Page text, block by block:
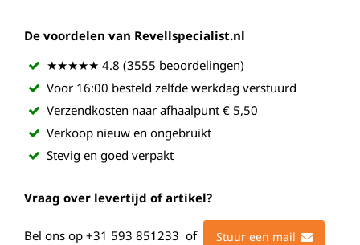
De voordelen van Revellspecialist.nl
★★★★★ 4.8 (3555 beoordelingen)
Voor 16:00 besteld zelfde werkdag verstuurd
Verzendkosten naar afhaalpunt € 5,50
Verkoop nieuw en ongebruikt
Stevig en goed verpakt
Vraag over levertijd of artikel?
Bel ons op +31 593 851233 of Stuur een mail